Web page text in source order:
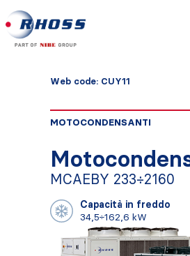
Web code: CUY11
MOTOCONDENSANTI
MCAEBY 233÷2160
Capacità in freddo
34,5÷162,6 kW